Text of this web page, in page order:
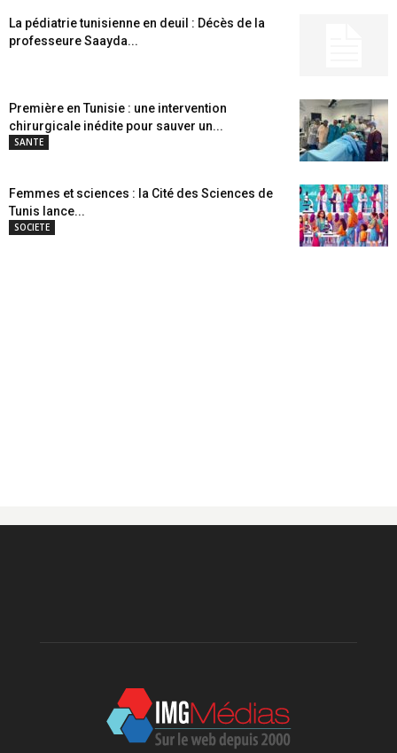
La pédiatrie tunisienne en deuil : Décès de la
professeure Saayda...
Première en Tunisie : une intervention
chirurgicale inédite pour sauver un...
SANTE
Femmes et sciences : la Cité des Sciences de
Tunis lance...
SOCIETE